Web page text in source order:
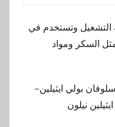
التشغيل وتستخدم في
السكر ومواد
بولي ايثيلين–